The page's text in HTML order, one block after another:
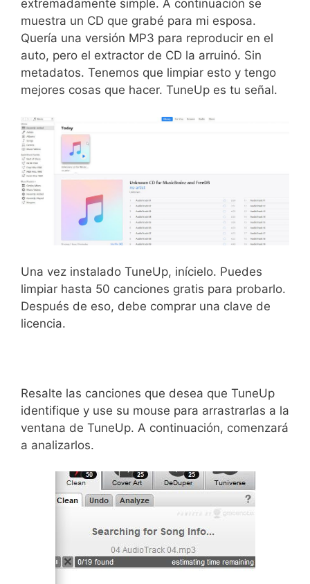
extremadamente simple. A continuación se
muestra un CD que grabé para mi esposa.
Quería una versión MP3 para reproducir en el
auto, pero el extractor de CD la arruinó. Sin
metadatos. Tenemos que limpiar esto y tengo
mejores cosas que hacer. TuneUp es tu señal.
Una vez instalado TuneUp, inícielo. Puedes
limpiar hasta 50 canciones gratis para probarlo.
Después de eso, debe comprar una clave de
licencia.
Resalte las canciones que desea que TuneUp
identifique y use su mouse para arrastrarlas a la
ventana de TuneUp. A continuación, comenzará
a analizarlos.